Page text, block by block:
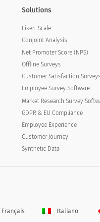
Solutions
Likert Scale
Conjoint Analysis
Net Promoter Score (NPS)
Offline Surveys
Customer Satisfaction Surveys
Employee Survey Software
Market Research Survey
GDPR & EU Compliance
Employee Experience
Customer Journey
Synthetic Data
Français Italiano